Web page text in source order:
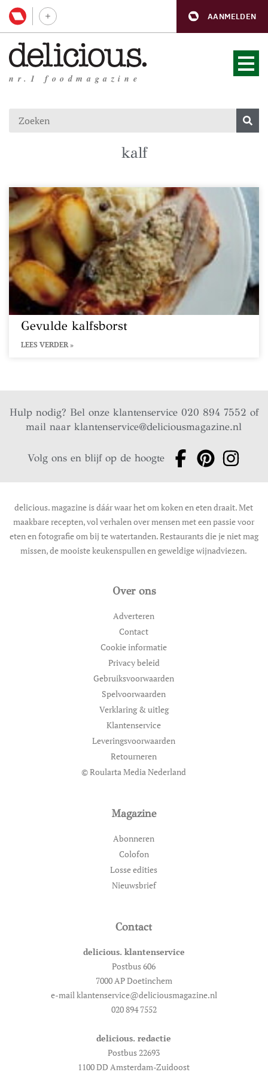
AANMELDEN
nr.1 foodmagazine
kalf
Gevulde kalfsborst
LEES VERDER »
Hulp nodig? Bel onze klantenservice 020 894 7552 of
mail naarklantenservice@deliciousmagazine.nl
Volg ons en blijf op de hoogte
delicious. magazine is dáár waar het om koken en eten draait. Met
maakbare recepten, vol verhalen over mensen met een passie voor
eten en fotografie om bij te watertanden. Restaurants die je niet mag
missen, de mooiste keukenspullen en geweldige wijnadviezen.
Over ons
Adverteren
Contact
Cookie informatie
Privacy beleid
Gebruiksvoorwaarden
Spelvoorwaarden
Verklaring & uitleg
Klantenservice
Leveringsvoorwaarden
Retourneren
© Roularta Media Nederland
Magazine
Abonneren
Colofon
Losse edities
Nieuwsbrief
Contact
delicious. klantenservice
Postbus 606
7000 AP Doetinchem
e-mail klantenservice@deliciousmagazine.nl
020 894 7552
delicious. redactie
Postbus 22693
1100 DD Amsterdam-Zuidoost